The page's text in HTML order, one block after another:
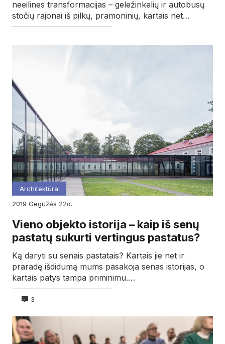
neeilines transformacijas – geležinkelių ir autobusų
stočių rajonai iš pilkų, pramoninių, kartais net…
Architektūra
2019
gegužės 22d.
Vieno objekto istorija – kaip iš senų
pastatų sukurti vertingus pastatus?
Ką daryti su senais pastatais? Kartais jie net ir
praradę išdidumą mums pasakoja senas istorijas, o
kartais patys tampa priminimu.…
3